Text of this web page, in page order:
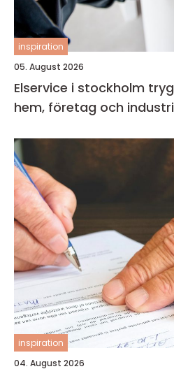
inspiration
05. August 2026
Elservice i stockholm trygg el i vardagen för
hem, företag och industri
inspiration
04. August 2026